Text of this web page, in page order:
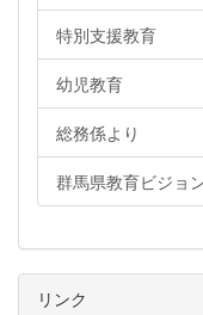
特別支援教育
幼児教育
総務係より
群馬県教育ビジョ
リンク